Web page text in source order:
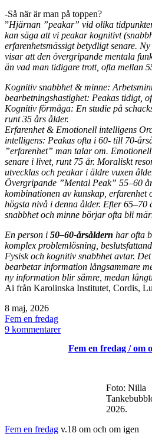
-Så när är man på toppen?
”Hjärnan ”peakar” vid olika
kan säga att vi peakar kognitivt
erfarenhetsmässigt betydligt senare.
visar att den övergripande mentala
än vad man tidigare trott, ofta mellan
Kognitiv snabbhet & minne:
bearbetningshastighet: Peakas tidigt,
Kognitiv förmåga: En studie på
runt 35 års ålder.
Erfarenhet & Emotionell intelligens
intelligens: Peakas ofta i 60- till 70-
”erfarenhet” man talar om.
senare i livet, runt 75 år. Moraliskt
utvecklas och peakar i äldre vuxen
Övergripande ”Mental Peak” 55–60
kombinationen av kunskap,
högsta nivå i denna ålder. Efter
snabbhet och minne börjar ofta bli
En person i 50–60-årsåldern har ofta
komplex problemlösning,
Fysisk och kognitiv snabbhet avtar.
bearbetar information långsammare
ny information blir sämre, medan
Ai från Karolinska Institutet, Cordis,
Publicerat
den
8 maj, 2026
Kategoriserat
som
Fem en fredag
9 kommentarertill
en
vara?
Fem en fredag / om
Foto: Nilla
2026.
Fem en fredag v.18 om och om igen